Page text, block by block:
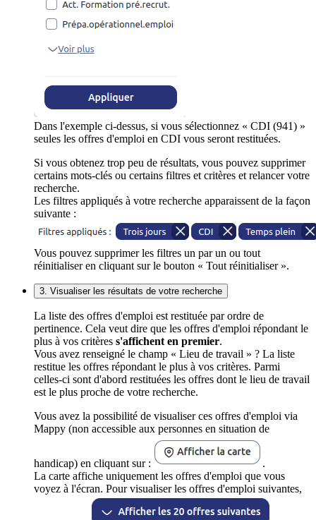
Dans l'exemple ci-dessus, si vous sélectionnez « CDI (941) »
seules les offres d'emploi en CDI vous seront restituées.
Si vous obtenez trop peu de résultats, vous pouvez supprimer
certains mots-clés ou certains filtres et critères et relancer votre
recherche.
Les filtres appliqués à votre recherche apparaissent de la façon
suivante :
Vous pouvez supprimer les filtres un par un ou tout
réinitialiser en cliquant sur le bouton « Tout réinitialiser ».
3. Visualiser les résultats de votre recherche
La liste des offres d'emploi est restituée par ordre de
pertinence. Cela veut dire que les offres d'emploi répondant le
plus à vos critères s'affichent en premier.
Vous avez renseigné le champ « Lieu de travail » ? La liste
restitue les offres répondant le plus à vos critères. Parmi
celles-ci sont d'abord restituées les offres dont le lieu de travail
est le plus proche de votre recherche.
Vous avez la possibilité de visualiser ces offres d'emploi via
Mappy (non accessible aux personnes en situation de
handicap) en cliquant sur :
.
La carte affiche uniquement les offres d'emploi que vous
voyez à l'écran. Pour visualiser les offres d'emploi suivantes,